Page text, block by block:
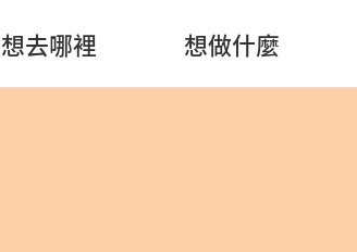
想去哪裡 想做什麼